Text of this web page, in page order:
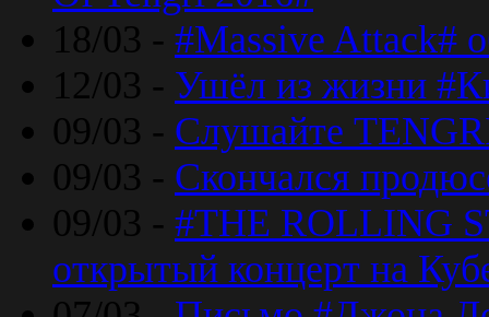
18/03 - #Massive Attack#
12/03 - Ушёл из жизни
09/03 - Слушайте
09/03 - Скончался
09/03 - #THE ROLLING
открытый концерт на